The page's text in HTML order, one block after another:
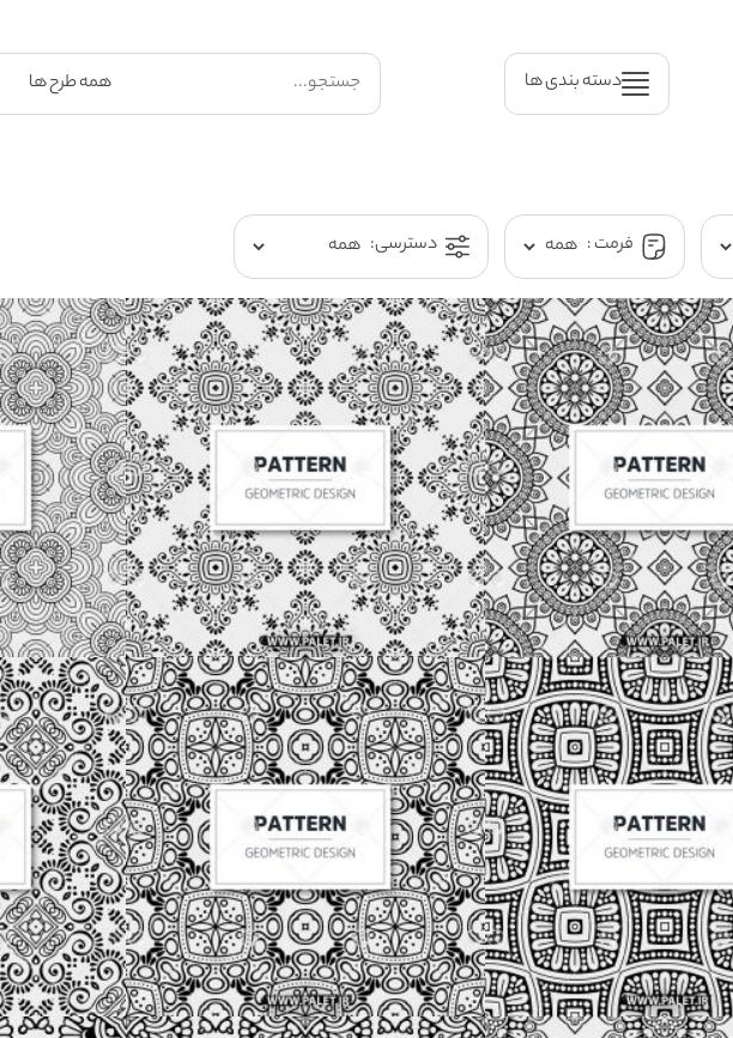
دسته بندی ها
فرمت : دسترسی: